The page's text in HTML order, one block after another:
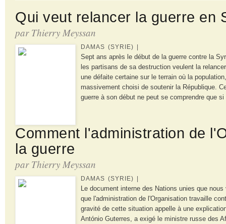
Qui veut relancer la guerre en
par Thierry Meyssan
DAMAS (SYRIE) |
Sept ans après le début de la guerre contre la
les partisans de sa destruction veulent la
une défaite certaine sur le terrain où la
massivement choisi de soutenir la République.
guerre à son début ne peut se comprendre que
Comment l'administration de
la guerre
par Thierry Meyssan
DAMAS (SYRIE) |
Le document interne des Nations unies que
que l'administration de l'Organisation travaille
gravité de cette situation appelle à une
António Guterres, a exigé le ministre russe des